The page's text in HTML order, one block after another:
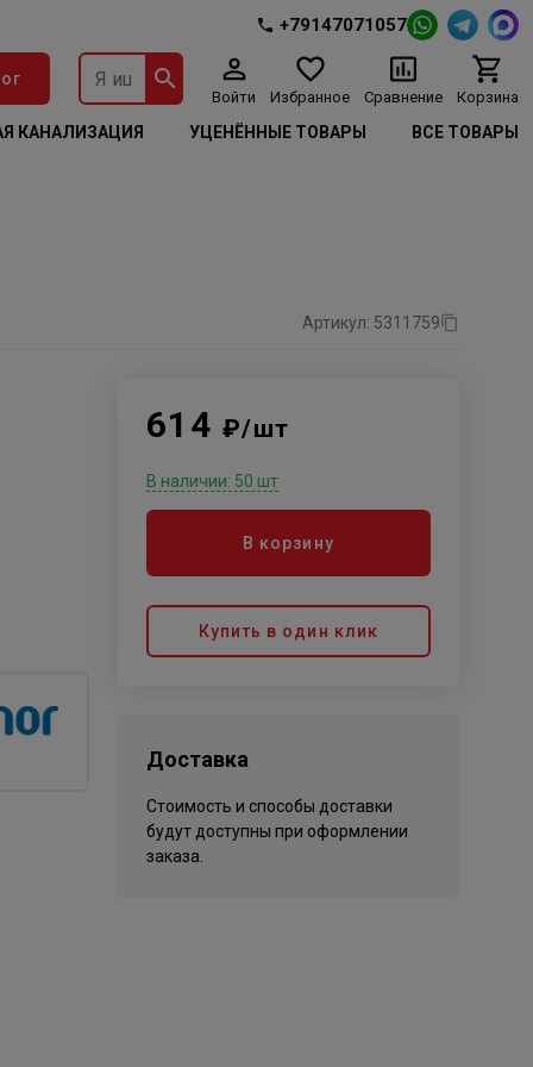
+79147071057
Войти Избранное Сравнение Корзина
КАНАЛИЗАЦИЯ УЦЕНЁННЫЕ ТОВАРЫ ВСЕ ТОВАРЫ
Артикул: 5311759
614 ₽/шт
В наличии: 50 шт
В корзину
Купить в один клик
Доставка
Стоимость и способы доставки
будут доступны при оформлении
заказа.